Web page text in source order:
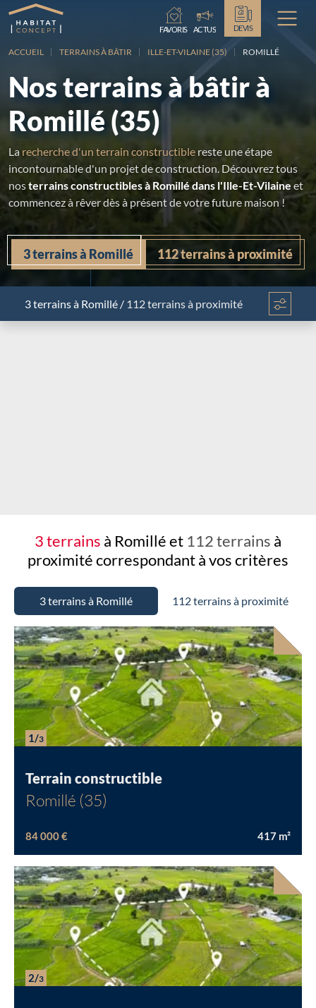
Chargement...
FAVORIS
ACTUS DEVIS
ACCUEIL TERRAINS À BÂTIR ILLE-ET-VILAINE (35) ROMILLÉ
Nos terrains à bâtir à
Romillé (35)
La recherche d'un terrain constructible reste une étape
incontournable d'un projet de construction. Découvrez tous
nosterrains constructibles à Romillé dans l'Ille-Et-Vilaine et
commencez à rêver dès à présent de votre future maison !
3 terrains à Romillé 112 terrains à proximité
3 terrainsà Romillé / 112 terrains à proximité
3 terrains à Romillé et 112 terrains à
proximitécorrespondant à vos critères
Chargement...
3 terrains à Romillé 112 terrains à proximité
1/3
Terrain constructible
Romillé (35)
84 000 € 417 m²
2/3